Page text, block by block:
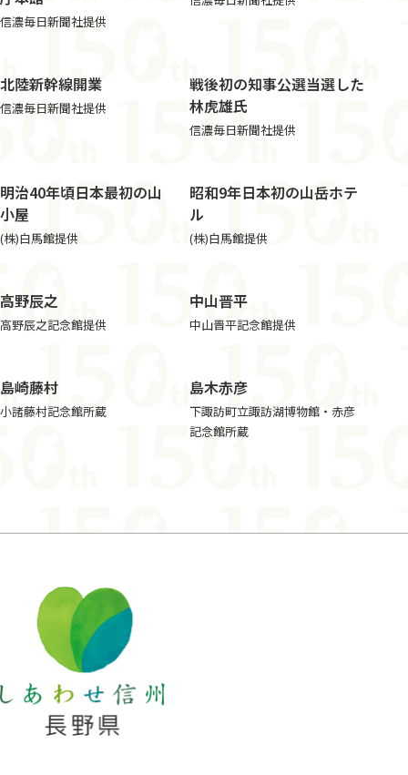
信濃毎日新聞社提供
北陸新幹線開業
信濃毎日新聞社提供
戦後初の知事公選当選した
林⻁雄氏
信濃毎日新聞社提供
明治40年頃日本最初の山
小屋
(株)白馬館提供
昭和9年日本初の山岳ホテ
ル
(株)白馬館提供
高野辰之
高野辰之記念館提供
中山晋平
中山晋平記念館提供
島崎藤村
小諸藤村記念館所蔵
島木赤彦
下諏訪町立諏訪湖博物館・赤彦
記念館所蔵